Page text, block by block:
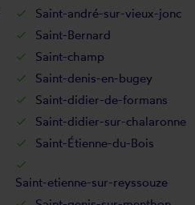
Saint-andré-sur-vieux-jonc
Saint-Bernard
Saint-champ
Saint-denis-en-bugey
Saint-didier-de-formans
Saint-didier-sur-chalaronne
Saint-Étienne-du-Bois
Saint-etienne-sur-reyssouze